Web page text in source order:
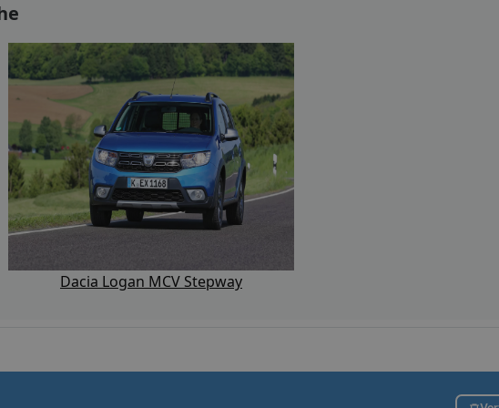
Dacia Logan MCV Stepway